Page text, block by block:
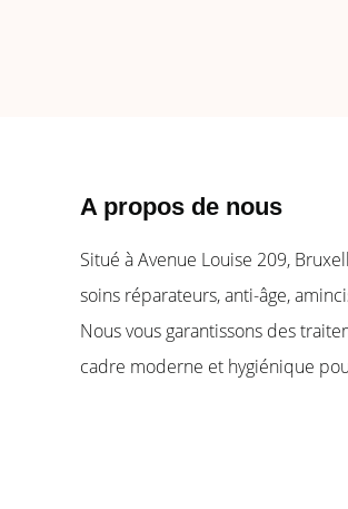
A propos de nous​
Situé à Avenue Louise 209,
soins réparateurs, anti-âge,
Nous vous garantissons des
cadre moderne et hygiénique